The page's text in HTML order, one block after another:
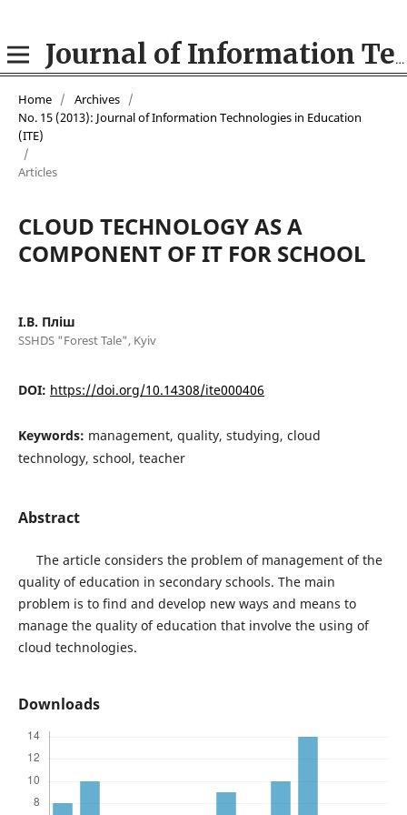
Journal of Information Technologies in Education (ITE)
Home / Archives /
No. 15 (2013): Journal of Information Technologies in Education
(ITE)
/
Articles
CLOUD TECHNOLOGY AS A
COMPONENT OF IT FOR SCHOOL
І.В. Пліш
SSHDS "Forest Tale", Kyiv
DOI: https://doi.org/10.14308/ite000406
Keywords: management, quality, studying, cloud
technology, school, teacher
Abstract
The article considers the problem of management of the
quality of education in secondary schools. The main
problem is to find and develop new ways and means to
manage the quality of education that involve the using of
cloud technologies.
Downloads